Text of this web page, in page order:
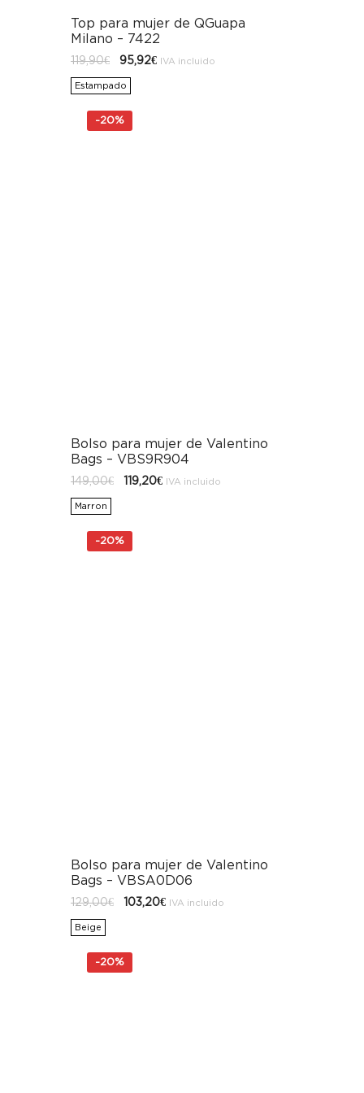
Top para mujer de QGuapa
Milano – 7422
119,90€
El
original
era:
95,92€ElIVA incluido
Estampado
-20%
Bolso para mujer de Valentino
Bags – VBS9R904
149,00€
El119,20€ElIVA incluido
Marron
-20%
Bolso para mujer de Valentino
Bags – VBSA0D06
129,00€
El
precio
103,20€ElIVA incluido
Beige
-20%